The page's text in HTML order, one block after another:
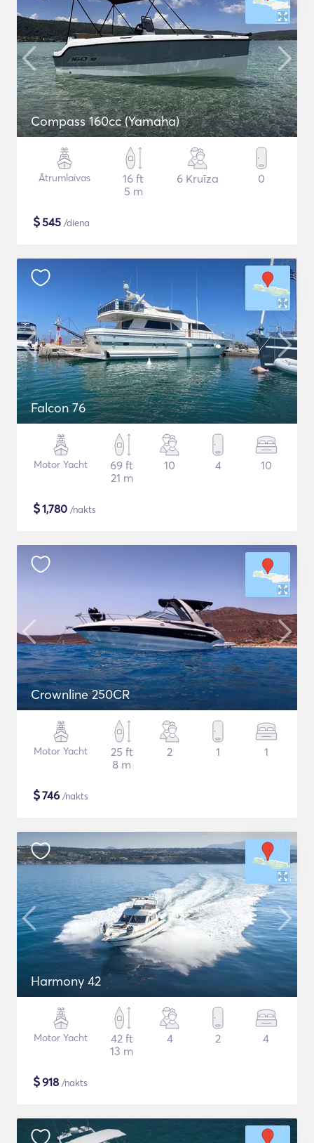
Compass 160cc (Yamaha)
Ātrumlaivas
16 ft
5 m
6 Kruīza 0
$545 /diena
Falcon 76
Motor Yacht
69 ft
21 m
10 4 10
$1,780 /nakts
Crownline 250CR
Motor Yacht
25 ft
8 m
2 1 1
$746 /nakts
Harmony 42
Motor Yacht
42 ft
13 m
4 2 4
$918 /nakts